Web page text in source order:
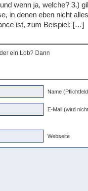
wenn ja, welche? 3.)
in denen eben nicht
ist, zum Beispiel: […]
ein Lob? Dann
Name
E-Mail (wird
Webseite